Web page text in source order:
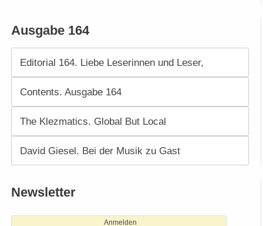
Ausgabe 164
Editorial 164. Liebe Leserinnen und Leser,
Contents. Ausgabe 164
The Klezmatics. Global But Local
David Giesel. Bei der Musik zu Gast
Newsletter
Anmelden